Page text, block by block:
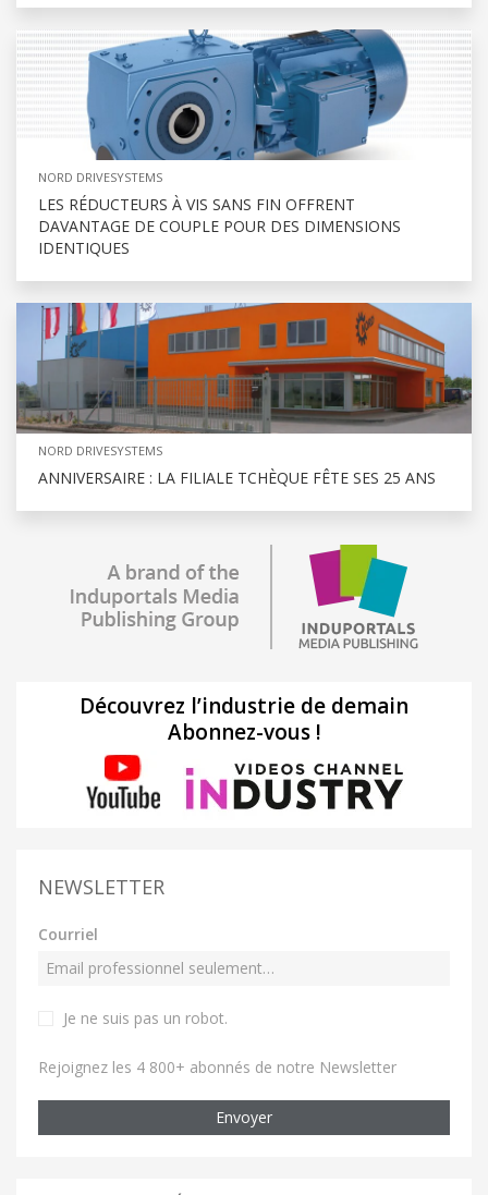
NORD DRIVESYSTEMS
LES RÉDUCTEURS À VIS SANS FIN OFFRENT
DAVANTAGE DE COUPLE POUR DES DIMENSIONS
IDENTIQUES
NORD DRIVESYSTEMS
ANNIVERSAIRE : LA FILIALE TCHÈQUE FÊTE SES 25 ANS
Découvrez l’industrie de demain
Abonnez-vous !
NEWSLETTER
Courriel
Je ne suis pas un robot.
Rejoignez les 4 800+ abonnés de notre Newsletter
Envoyer